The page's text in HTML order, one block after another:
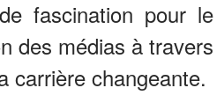
fascination pour le
des médias à travers
carrière changeante.